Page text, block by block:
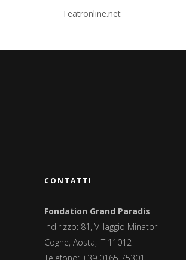
Teatronline.net
CONTATTI
Fondation Grand Paradis
Indirizzo: 81, Villaggio Minatori
Cogne, Aosta, IT 11012